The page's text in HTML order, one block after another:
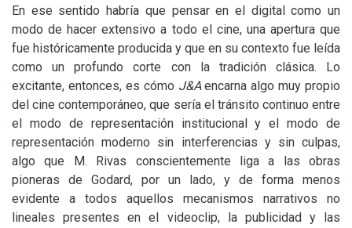
En ese sentido habría que pensar en el digital como un
modo de hacer extensivo a todo el cine, una apertura que
fue históricamente producida y que en su contexto fue leída
como un profundo corte con la tradición clásica. Lo
excitante, entonces, es cómo J&Aencarna algo muy propio
del cine contemporáneo, que sería el tránsito continuo entre
el modo de representación institucional y el modo de
representación moderno sin interferencias y sin culpas,
algo que M. Rivas conscientemente liga a las obras
pioneras de Godard, por un lado, y de forma menos
evidente a todos aquellos mecanismos narrativos no
lineales presentes en el videoclip, la publicidad y las